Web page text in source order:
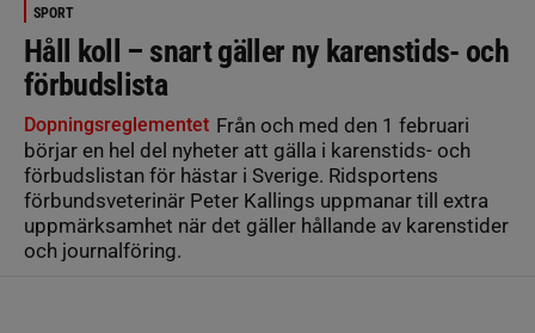
SPORT
Håll koll – snart gäller ny karenstids- och
förbudslista
Dopningsreglementet Från och med den 1 februari
börjar en hel del nyheter att gälla i karenstids- och
förbudslistan för hästar i Sverige. Ridsportens
förbundsveterinär Peter Kallings uppmanar till extra
uppmärksamhet när det gäller hållande av karenstider
och journalföring.